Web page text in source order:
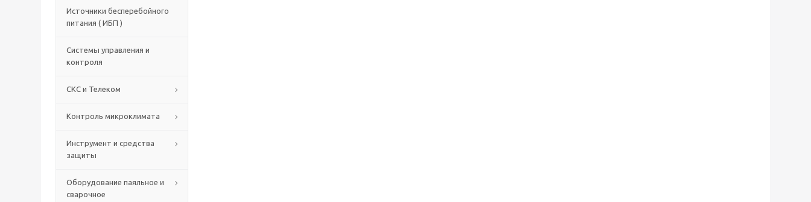
Источники бесперебойного
питания ( ИБП )
Системы управления и
контроля
СКС и Телеком
Контроль микроклимата
Инструмент и средства
защиты
Оборудование паяльное и
сварочное